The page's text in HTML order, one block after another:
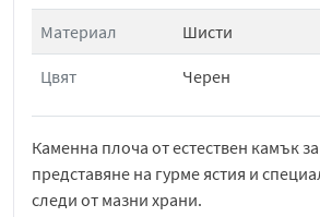
Материал Шисти
Цвят Черен
Каменна плоча от естествен камък
представяне на гурме ястия и
следи от мазни храни.